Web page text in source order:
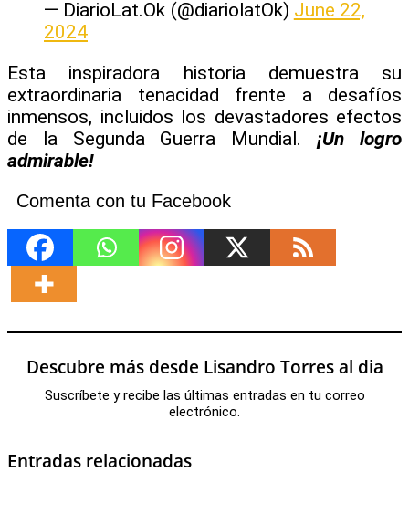
— DiarioLat.Ok (@diariolatOk) June 22,
2024
Esta inspiradora historia demuestra su
extraordinaria tenacidad frente a desafíos
inmensos, incluidos los devastadores efectos
de la Segunda Guerra Mundial.¡Un logro
admirable!
Comenta con tu Facebook
Descubre más desde Lisandro Torres al dia
Suscríbete y recibe las últimas entradas en tu correo
electrónico.
Entradas relacionadas